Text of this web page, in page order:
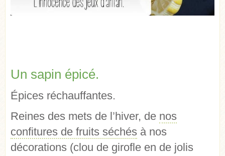
Un sapin épicé.
Épices réchauffantes.
Reines des mets de l’hiver, de nos
confitures de fruits séchés à nos
décorations (clou de girofle en de jolis